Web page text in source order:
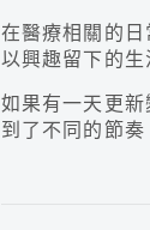
在醫療相關的
以興趣留下的生
如果有一天更
到了不同的節奏